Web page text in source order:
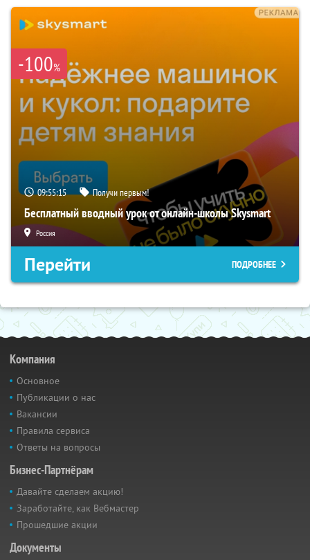
-100%
09:55:14 Получи первым!
Бесплатный вводный урок от онлайн-школы Skysmart
Россия
Перейти ПОДРОБНЕЕ
Компания
Основное
Публикации о нас
Вакансии
Правила сервиса
Ответы на вопросы
Бизнес-Партнёрам
Давайте сделаем акцию!
Заработайте, как Вебмастер
Прошедшие акции
Документы